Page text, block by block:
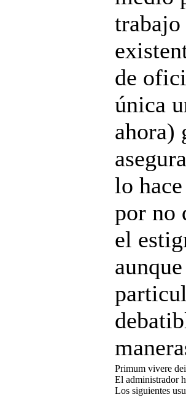
trabajo
de
única
ahora)
lo
por no
el
Primum vivere
El administrador
Los siguientes